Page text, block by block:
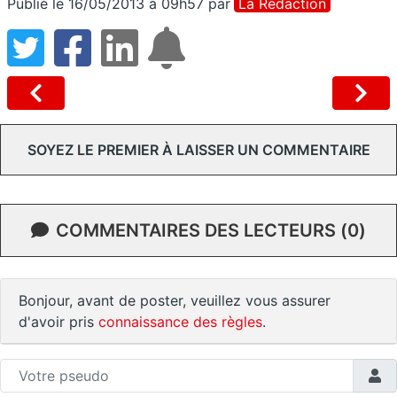
SOYEZ LE PREMIER À LAISSER UN COMMENTAIRE
COMMENTAIRES DES LECTEURS (0)
Bonjour, avant de poster, veuillez vous assurer
d'avoir pris connaissance des règles.